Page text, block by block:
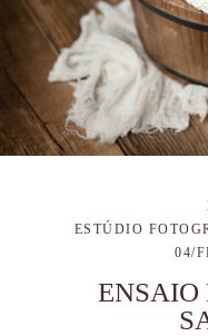
ESTÚDIO
04/
ENSAIO